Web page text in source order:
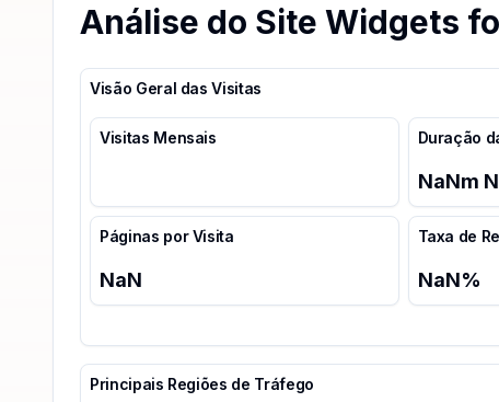
Análise do Site Widgets
Visão Geral das Visitas
Visitas Mensais Duração
NaNm
Páginas por Visita
NaN
Taxa de
NaN%
Principais Regiões de Tráfego